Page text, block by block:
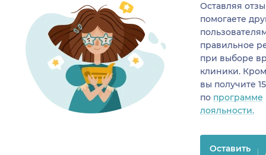
Оставляя
помогаете
правильное
при выборе
клиники.
вы получите
по программе
лояльности.
Оставить